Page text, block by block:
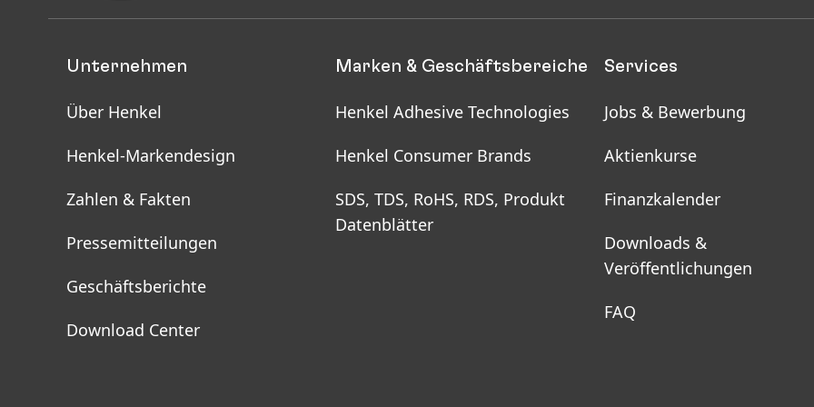
Unternehmen
Über Henkel
Henkel-Markendesign
Zahlen & Fakten
Pressemitteilungen
Geschäftsberichte
Download Center
Marken & Geschäftsbereiche
Henkel Adhesive Technologies
Henkel Consumer Brands
SDS, TDS, RoHS, RDS, Produkt
Datenblätter
Services
Jobs & Bewerbung
Aktienkurse
Finanzkalender
Downloads &
Veröffentlichungen
FAQ